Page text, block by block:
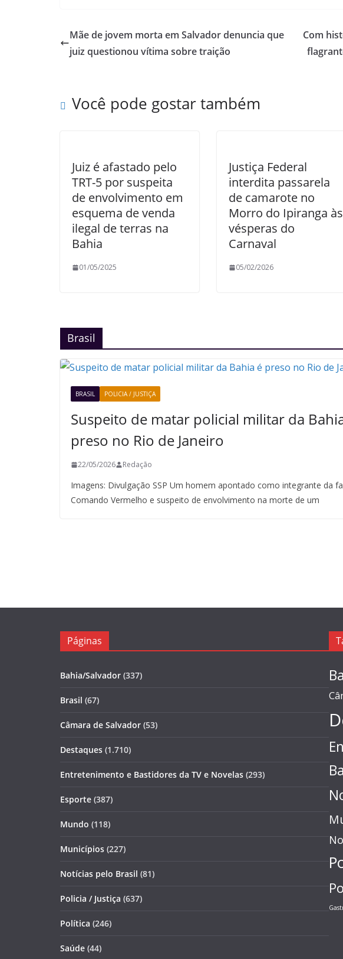
Mãe de jovem morta em Salvador denuncia que
juiz questionou vítima sobre traição
Com
Você pode gostar também
Juiz é afastado pelo
TRT-5 por suspeita
de envolvimento em
esquema de venda
ilegal de terras na
Bahia
01/05/2025
Justiça Federal
interdita passarela
de camarote no
Morro do Ipiranga às
vésperas do
Carnaval
05/02/2026
Brasil
BRASIL POLICIA / JUSTIÇA
Suspeito de matar policial militar da
preso no Rio de Janeiro
22/05/2026 Redação
Imagens: Divulgação SSP Um homem apontado como integrante da
Comando Vermelho e suspeito de envolvimento na morte de um
Páginas
Bahia/Salvador (337)
Brasil (67)
Câmara de Salvador (53)
Destaques (1.710)
Entretenimento e Bastidores da TV e Novelas (293)
Esporte (387)
Mundo (118)
Municípios (227)
Notícias pelo Brasil (81)
Policia / Justiça (637)
Política (246)
Saúde (44)